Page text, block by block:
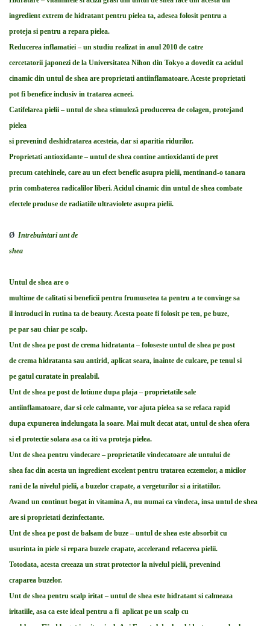
ingredient extrem de hidratant pentru pielea ta, adesea folosit pentru a
proteja si pentru a repara pielea.
Reducerea inflamatiei – un studiu realizat in anul 2010 de catre
cercetatorii japonezi de la Universitatea Nihon din Tokyo a dovedit ca acidul
cinamic din untul de shea are proprietati antiinflamatoare. Aceste proprietati
pot fi benefice inclusiv in tratarea acneei.
Catifelarea pielii – untul de shea stimuleză producerea de colagen, protejand
pielea
si prevenind deshidratarea acesteia, dar si aparitia ridurilor.
Proprietati antioxidante – untul de shea contine antioxidanti de pret
precum catehinele, care au un efect benefic asupra pielii, mentinand-o tanara
prin combaterea radicalilor liberi. Acidul cinamic din untul de shea combate
efectele produse de radiatiile ultraviolete asupra pielii.
Ø Intrebuintari unt de
shea
Untul de shea are o
multime de calitati si beneficii pentru frumusetea ta pentru a te convinge sa
il introduci in rutina ta de beauty. Acesta poate fi folosit pe ten, pe buze,
pe par sau chiar pe scalp.
Unt de shea pe post de crema hidratanta – foloseste untul de shea pe post
de crema hidratanta sau antirid, aplicat seara, inainte de culcare, pe tenul si
pe gatul curatate in prealabil.
Unt de shea pe post de lotiune dupa plaja – proprietatile sale
antiinflamatoare, dar si cele calmante, vor ajuta pielea sa se refaca rapid
dupa expunerea indelungata la soare. Mai mult decat atat, untul de shea ofera
si el protectie solara asa ca iti va proteja pielea.
Unt de shea pentru vindecare – proprietatile vindecatoare ale untului de
shea fac din acesta un ingredient excelent pentru tratarea eczemelor, a micilor
rani de la nivelul pielii, a buzelor crapate, a vergeturilor si a iritatiilor.
Avand un continut bogat in vitamina A, nu numai ca vindeca, insa untul de shea
are si proprietati dezinfectante.
Unt de shea pe post de balsam de buze – untul de shea este absorbit cu
usurinta in piele si repara buzele crapate, accelerand refacerea pielii.
Totodata, acesta creeaza un strat protector la nivelul pielii, prevenind
craparea buzelor.
Unt de shea pentru scalp iritat – untul de shea este hidratant si calmeaza
iritatiile, asa ca este ideal pentru a fi aplicat pe un scalp cu